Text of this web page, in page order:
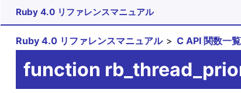
Ruby 4.0 リファレンスマニュアル
Ruby 4.0 リファレンスマニュアル C API 関数一覧
function